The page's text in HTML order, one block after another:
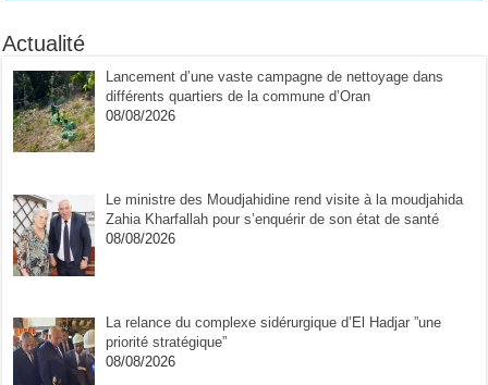
Actualité
Lancement d’une vaste campagne de nettoyage dans
différents quartiers de la commune d’Oran
08/08/2026
Le ministre des Moudjahidine rend visite à la moudjahida
Zahia Kharfallah pour s’enquérir de son état de santé
08/08/2026
La relance du complexe sidérurgique d’El Hadjar ”une
priorité stratégique”
08/08/2026